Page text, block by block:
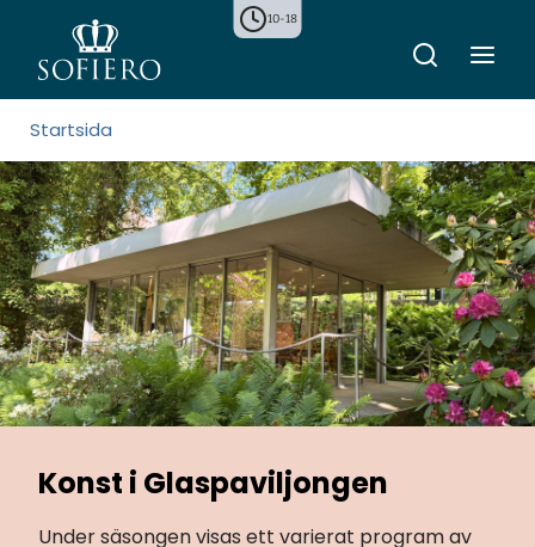
10-18
Startsida
Konst i Glaspaviljongen
Under säsongen visas ett varierat program av